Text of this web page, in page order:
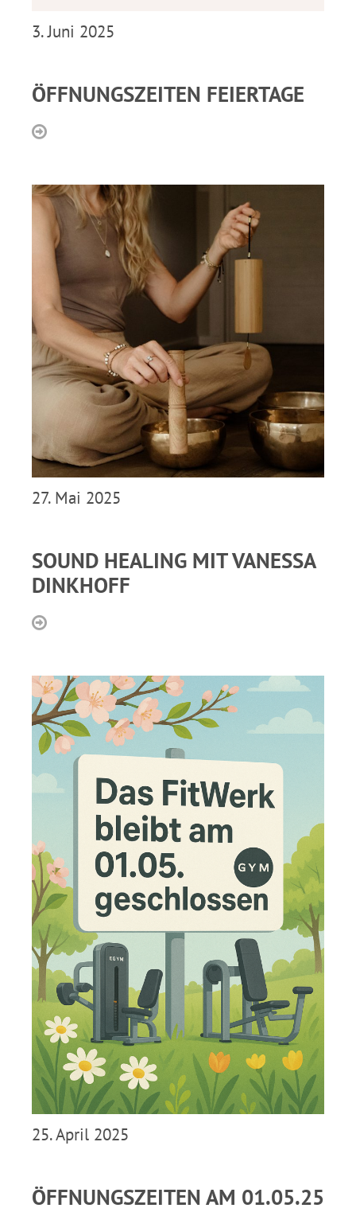
3. Juni 2025
ÖFFNUNGSZEITEN FEIERTAGE
27. Mai 2025
SOUND HEALING MIT VANESSA
DINKHOFF
25. April 2025
ÖFFNUNGSZEITEN AM 01.05.25